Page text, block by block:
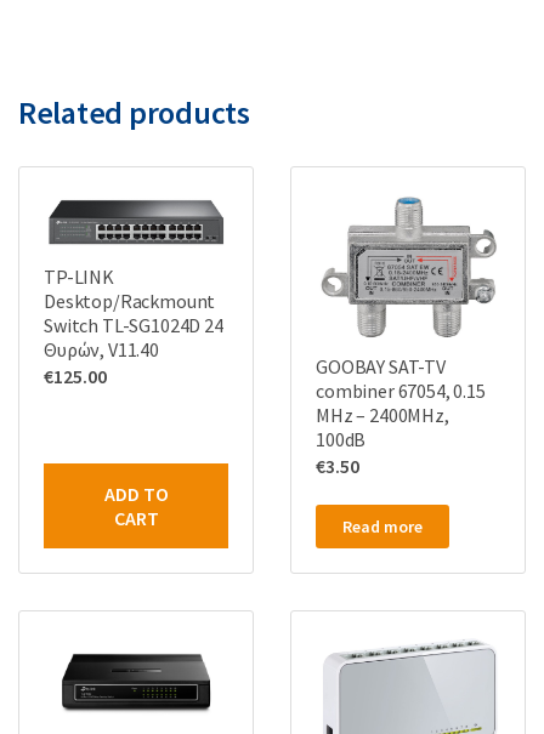
Related products
TP-LINK
Desktop/Rackmount
Switch TL-SG1024D 24
Θυρών, V11.40
€125.00
ADD TO
CART
GOOBAY SAT-TV
combiner 67054, 0.15
MHz – 2400MHz,
100dB
€3.50
Read more